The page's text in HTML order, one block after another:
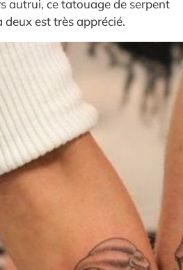
autrui, ce tatouage de serpent
deux est très apprécié.